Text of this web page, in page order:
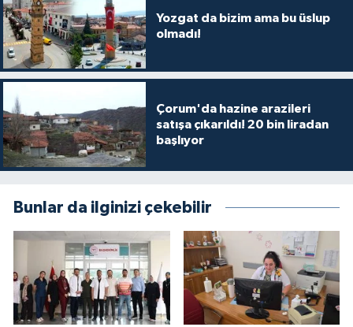
Yozgat da bizim ama bu üslup
olmadı!
Çorum'da hazine arazileri
satışa çıkarıldı! 20 bin liradan
başlıyor
Bunlar da ilginizi çekebilir